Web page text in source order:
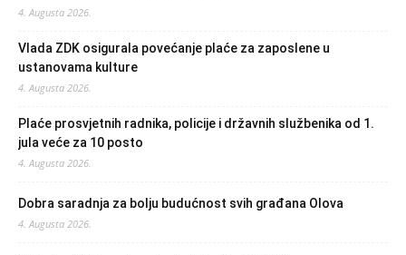
4. Augusta 2026.
Vlada ZDK osigurala povećanje plaće za zaposlene u
ustanovama kulture
4. Augusta 2026.
Plaće prosvjetnih radnika, policije i državnih službenika od 1.
jula veće za 10 posto
4. Augusta 2026.
Dobra saradnja za bolju budućnost svih građana Olova
4. Augusta 2026.